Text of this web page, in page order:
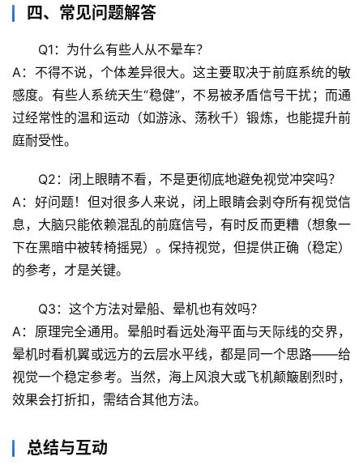
求
真
四、常见问题解答
Q1：为什么有些人从不晕车？
A：不得不说，个体差异很大。这主要取决于前庭系统的敏
感度。有些人系统天生“稳健”，不易被矛盾信号干扰；而通
过经常性的温和运动（如游泳、荡秋千）锻炼，也能提升前
庭耐受性。
Q2：闭上眼睛不看，不是更彻底地避免视觉冲突吗？
A：好问题！但对很多人来说，闭上眼睛会剥夺所有视觉信
息，大脑只能依赖混乱的前庭信号，有时反而更糟（想象一
下在黑暗中被转椅摇晃）。保持视觉，但提供正确（稳定）
的参考，才是关键。
Q3：这个方法对晕船、晕机也有效吗？
A： 原理完全通用。晕船时看远处海平面与天际线的交界，
晕机时看机翼或远方的云层水平线，都是同一个思路——给
视觉一个稳定参考。当然，海上风浪大或飞机颠簸剧烈时，
效果会打折扣，需结合其他方法。
总结与互动